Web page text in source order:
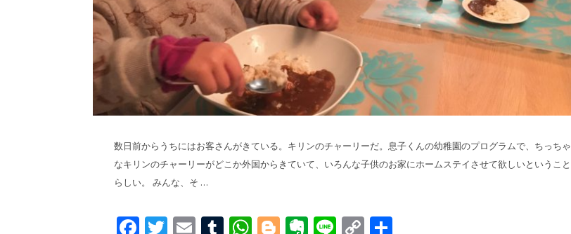
数日前からうちにはお客さんがきている。キリンのチャーリーだ。息子くんの幼稚園のプログラムで、ちっちゃ
なキリンのチャーリーがどこか外国からきていて、いろんな子供のお家にホームステイさせて欲しいということ
らしい。 みんな、そ …
Facebook
Twitter
EmailTumblr
WhatsApp
Blogger
Evernote
LineCopy